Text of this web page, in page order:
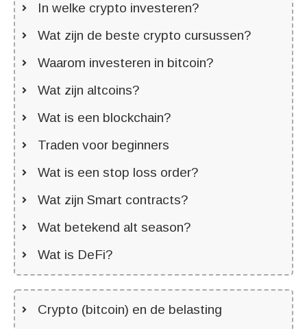
In welke crypto investeren?
Wat zijn de beste crypto cursussen?
Waarom investeren in bitcoin?
Wat zijn altcoins?
Wat is een blockchain?
Traden voor beginners
Wat is een stop loss order?
Wat zijn Smart contracts?
Wat betekend alt season?
Wat is DeFi?
Crypto (bitcoin) en de belasting